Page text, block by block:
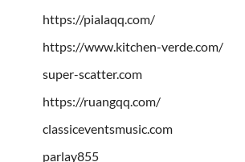
https://pialaqq.com/
https://www.kitchen-verde.com/
super-scatter.com
https://ruangqq.com/
classiceventsmusic.com
parlay855